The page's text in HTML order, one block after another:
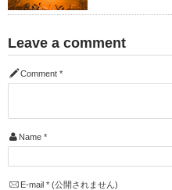
Leave a comment
Comment *
Name *
E-mail *(公開されません)